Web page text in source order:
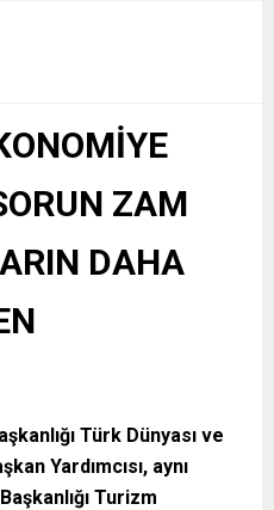
ZAM
DAHA
Türk Dünyası ve
Yardımcısı, aynı
Turizm